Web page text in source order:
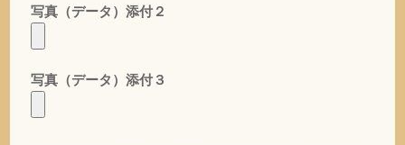
写真（データ）添付２
写真（データ）添付３